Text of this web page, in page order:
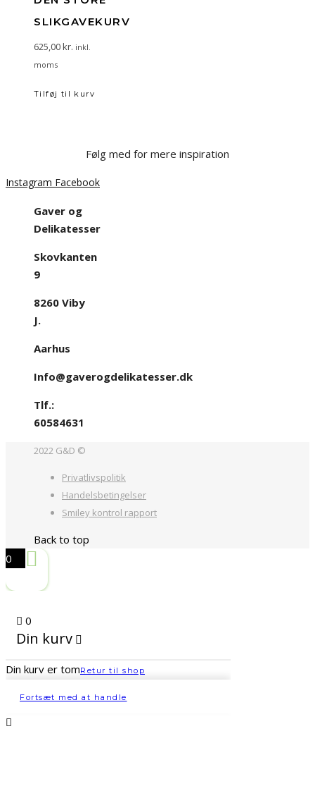
SLIKGAVEKURV
625,00kr. inkl.
moms
Tilføj til kurv
Følg med for mere inspiration
Instagram Facebook
Gaver og
Delikatesser
Skovkanten
9
8260 Viby
J.
Aarhus
Info@gaverogdelikatesser.dk
Tlf.:
60584631
2022 G&D ©
Privatlivspolitik
Handelsbetingelser
Smiley kontrol rapport
Back to top
0
0
Din kurv
Din kurv er tomRetur til shop
Fortsæt med at handle